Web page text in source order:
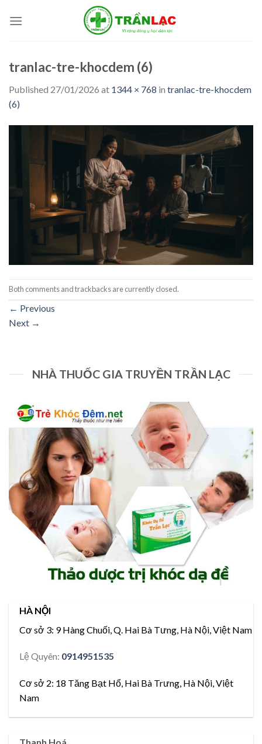
tranlac-tre-khocdem (6)
Published 27/01/2026 at 1344 × 768 in tranlac-tre-khocdem
(6)
Both comments and trackbacks are currently closed.
← Previous
Next →
NHÀ THUỐC GIA TRUYỀN TRẦN LẠC
HÀ NỘI
Cơ sở 3: 9 Hàng Chuối, Q. Hai Bà Tưng, Hà Nội, Việt Nam
Lệ Quyên: 0914951535
Cơ sở 2: 18 Tăng Bạt Hổ, Hai Bà Trưng, Hà Nội, Việt
Nam